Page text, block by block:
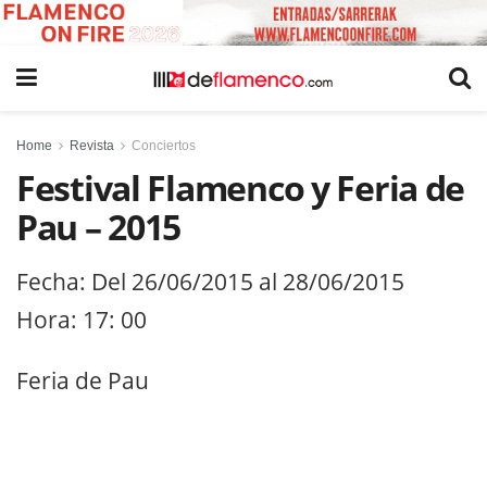
Home Revista Conciertos
Festival Flamenco y Feria de
Pau – 2015
Fecha: Del 26/06/2015 al 28/06/2015
Hora: 17: 00
Feria de Pau